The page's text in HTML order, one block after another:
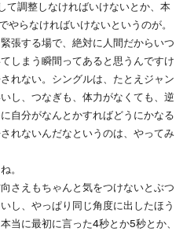
て調整しなければいけないとか、本
やらなければいけないというのが。
張する場で、絶対に人間だからいつ
しまう瞬間ってあると思うんですけ
れない。シングルは、たとえジャン
し、つなぎも、体力がなくても、逆
自分がなんとかすればどうにかなる
れないんだなというのは、やってみ
。
さえもちゃんと気をつけないとぶつ
し、やっぱり同じ角度に出したほう
当に最初に言った4秒とか5秒とか、